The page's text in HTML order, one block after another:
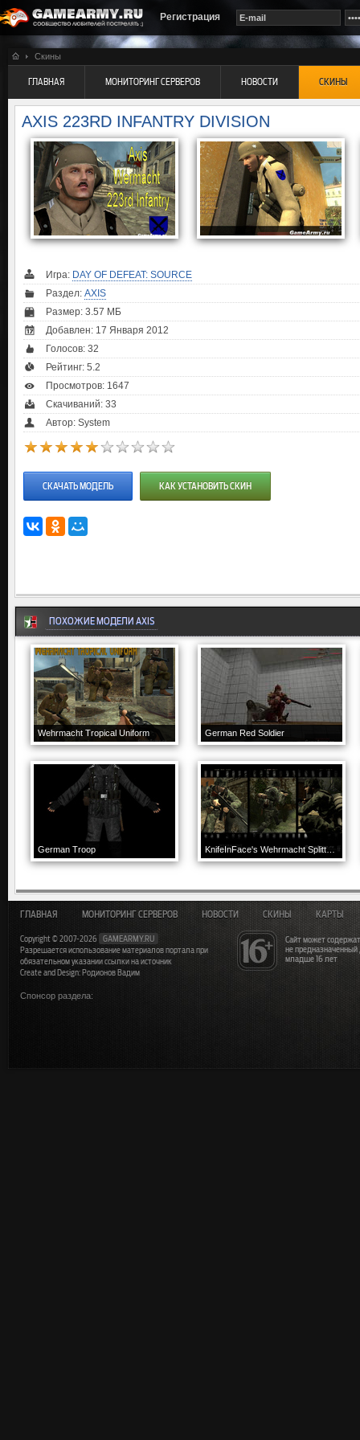
Регистрация
Скины
ГЛАВНАЯ МОНИТОРИНГ СЕРВЕРОВ НОВОСТИ СКИНЫ
AXIS 223RD INFANTRY DIVISION
Игра: DAY OF DEFEAT: SOURCE
Раздел: AXIS
Размер: 3.57 МБ
Добавлен: 17 Января 2012
Голосов: 32
Рейтинг: 5.2
Просмотров: 1647
Скачиваний: 33
Автор: System
СКАЧАТЬ МОДЕЛЬ КАК УСТАНОВИТЬ СКИН
ПОХОЖИЕ МОДЕЛИ AXIS
Wehrmacht Tropical Uniform German Red Soldier
German Troop KnifeInFace's Wehrmacht Splittertarn
Сайт может
не
младше 16 лет
ГЛАВНАЯ МОНИТОРИНГ СЕРВЕРОВ НОВОСТИ СКИНЫ КАРТЫ
Copyright © 2007-2026
GAMEARMY.RU
Разрешается использование материалов портала при
обязательном указании ссылки на источник
Create and Design: Родионов Вадим
Спонсор раздела: